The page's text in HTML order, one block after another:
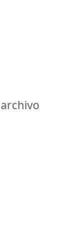
archivo